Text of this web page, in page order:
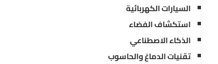
السيارات الكهربائية
استكشاف الفضاء
الذكاء الاصطناعي
تقنيات الدماغ والحاسوب